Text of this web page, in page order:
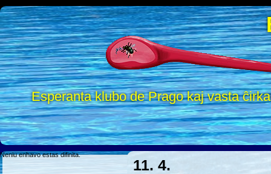
Esperanta klubo de Prago kaj vasta
Neniu enhavo estas difinita.
11. 4.